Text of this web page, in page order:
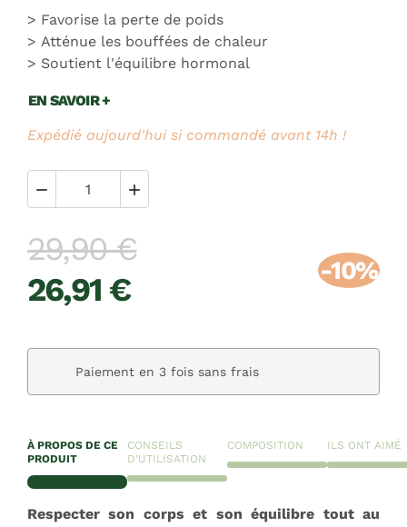
Favorise la perte de poids
Atténue les bouffées de chaleur
Soutient l'équilibre hormonal
EN SAVOIR +
Expédié aujourd'hui si commandé avant 14h !
 
29,90 €
26,91 €
-10%
Paiement en 3 fois sans frais
À PROPOS DE CE
PRODUIT
CONSEILS
D'UTILISATION
COMPOSITION ILS ONT AIMÉ
Respecter son corps et son équilibre tout au